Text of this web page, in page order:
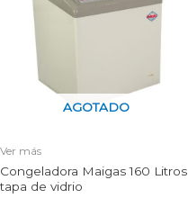
AGOTADO
Ver más
Congeladora Maigas 160 Litros
tapa de vidrio